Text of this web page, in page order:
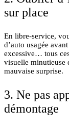
sur place
En libre-service,
d’auto usagée
excessive… tous
visuelle minutieuse
mauvaise surprise.
3. Ne pas
démontage